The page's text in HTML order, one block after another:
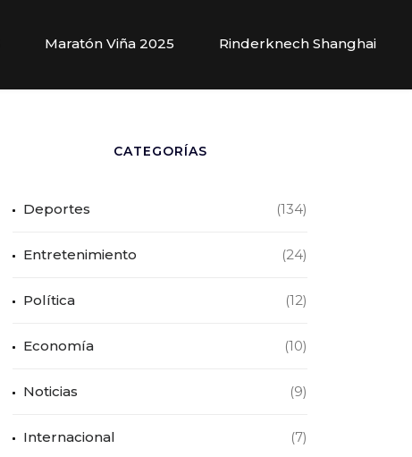
Maratón Viña 2025 Rinderknech Shanghai
CATEGORÍAS
Deportes (134)
Entretenimiento (24)
Política (12)
Economía (10)
Noticias (9)
Internacional (7)